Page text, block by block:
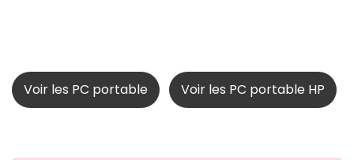
Voir les PC portable Voir les PC portable HP